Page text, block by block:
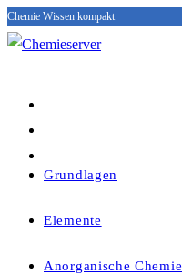
Zum
Inhalt
Chemie Wissen kompakt
Grundlagen
Elemente
Anorganische Chemie